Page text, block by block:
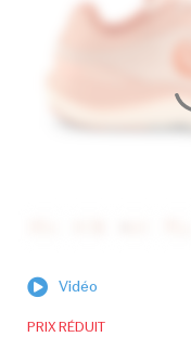
Vidéo
PRIX RÉDUIT